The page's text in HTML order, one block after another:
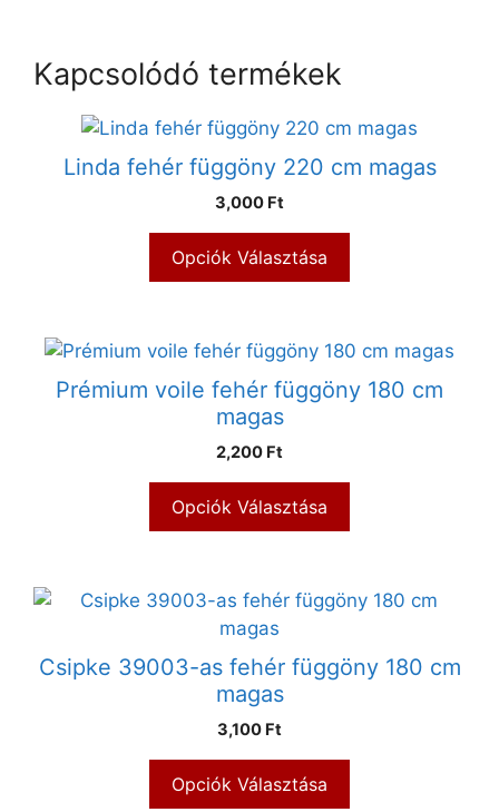
Kapcsolódó termékek
Linda fehér függöny 220 cm magas
3,000 Ft
Opciók Választása
Prémium voile fehér függöny 180 cm
magas
2,200 Ft
Opciók Választása
Csipke 39003-as fehér függöny 180 cm
magas
3,100 Ft
Opciók Választása